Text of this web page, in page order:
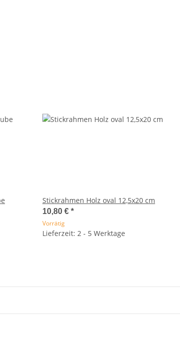
Stickrahmen Holz oval 12,5x20 cm
10,80 € *
Vorrätig
Lieferzeit: 2 - 5 Werktage